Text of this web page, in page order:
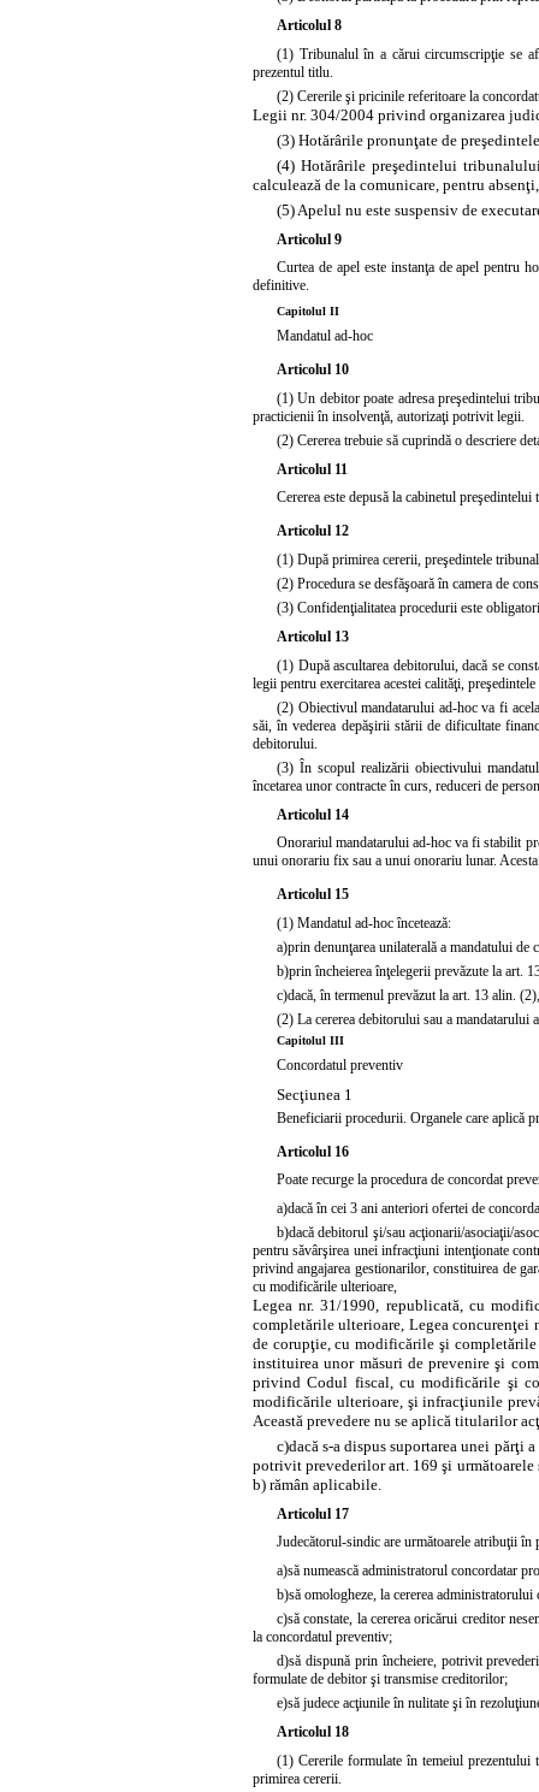
Articolul 8
(1) Tribunalul în a cărui circumscripţie se
prezentul titlu.
(2) Cererile şi pricinile referitoare la
Legii nr. 304/2004 privind organizarea
(3) Hotărârile pronunţate de
(4) Hotărârile preşedintelui
calculează de la comunicare, pentru
(5) Apelul nu este suspensiv de
Articolul 9
Curtea de apel este instanţa de apel pentru
definitive.
Capitolul II
Mandatul ad-hoc
Articolul 10
(1) Un debitor poate adresa preşedintelui
practicienii în insolvenţă, autorizaţi potrivit legii.
(2) Cererea trebuie să cuprindă o descriere
Articolul 11
Cererea este depusă la cabinetul
Articolul 12
(1) După primirea cererii, preşedintele
(2) Procedura se desfăşoară în camera de
(3) Confidenţialitatea procedurii este
Articolul 13
(1) După ascultarea debitorului, dacă se
legii pentru exercitarea acestei calităţi,
(2) Obiectivul mandatarului ad-hoc va fi
săi, în vederea depăşirii stării de dificultate
debitorului.
(3) În scopul realizării obiectivului
încetarea unor contracte în curs, reduceri de
Articolul 14
Onorariul mandatarului ad-hoc va fi stabilit
unui onorariu fix sau a unui onorariu lunar.
Articolul 15
(1) Mandatul ad-hoc încetează:
a)prin denunţarea unilaterală a mandatului de
b)prin încheierea înţelegerii prevăzute la art.
c)dacă, în termenul prevăzut la art. 13 alin. (2)
(2) La cererea debitorului sau a mandatarului
Capitolul III
Concordatul preventiv
Secţiunea 1
Beneficiarii procedurii. Organele care aplică
Articolul 16
Poate recurge la procedura de concordat
a)dacă în cei 3 ani anteriori ofertei de
b)dacă debitorul şi/sau acţionarii/asociaţii/
pentru săvârşirea unei infracţiuni intenţionate
privind angajarea gestionarilor, constituirea de
cu modificările ulterioare,
Legea nr. 31/1990, republicată, cu
completările ulterioare, Legea concurenţei
de corupţie, cu modificările şi
instituirea unor măsuri de prevenire şi
privindCodul fiscal, cu modificările şi
modificările ulterioare, şi infracţiunile
Această prevedere nu se aplică titularilor
c)dacă s-a dispus suportarea unei părţi
potrivit prevederilorart. 169 şi
b) rămân aplicabile.
Articolul 17
Judecătorul-sindic are următoarele atribuţii
a)să numească administratorul concordatar
b)să omologheze, la cererea
c)să constate, la cererea oricărui creditor
la concordatul preventiv;
d)să dispună prin încheiere, potrivit
formulate de debitor şi transmise creditorilor;
e)să judece acţiunile în nulitate şi în
Articolul 18
(1) Cererile formulate în temeiul prezentului
primirea cererii.